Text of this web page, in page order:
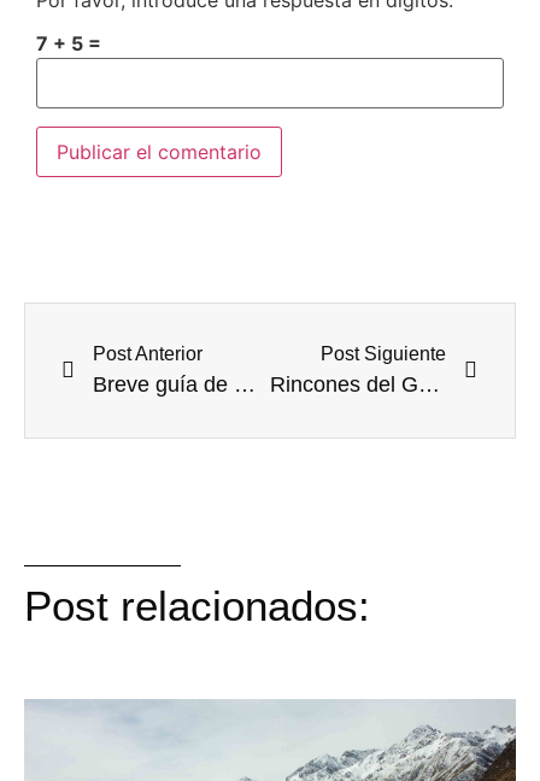
7 + 5 =
Post Anterior
Breve guía de Estambul y Capadocia.
Post Siguiente
Rincones del Geoparque Villuercas-Ibores-Jara a vista de pájaro, 2º Parte.
Post relacionados: